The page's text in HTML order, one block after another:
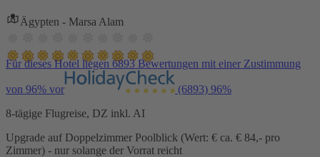
Ägypten - Marsa Alam
Für dieses Hotel liegen 6893 Bewertungen mit einer Zustimmung
von 96% vor (6893) 96%
8-tägige Flugreise, DZ inkl. AI
Upgrade auf Doppelzimmer Poolblick (Wert: € ca. € 84,- pro
Zimmer) - nur solange der Vorrat reicht